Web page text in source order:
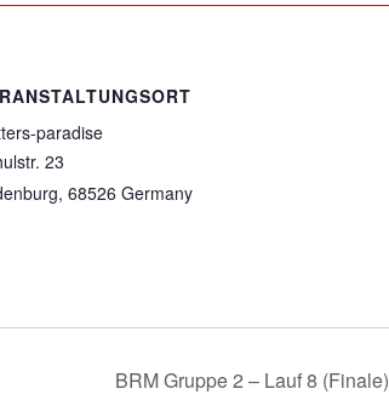
paradise
23
, 68526 Germany
BRM Gruppe 2 – Lauf 8 (Finale)